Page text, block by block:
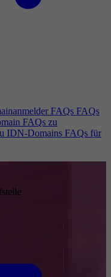
FAQs FAQs
FAQs zu
IDN-Domains FAQs für